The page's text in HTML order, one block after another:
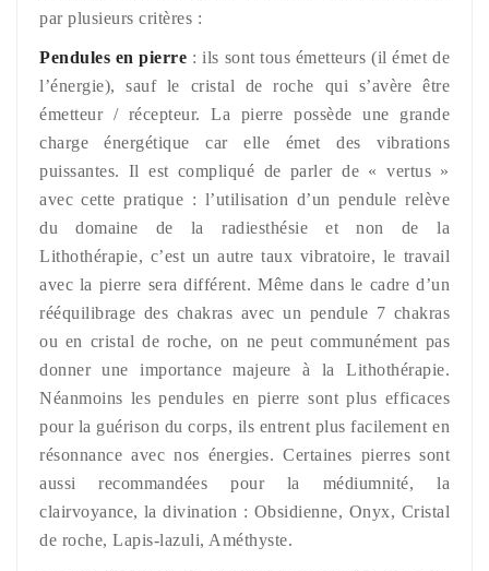
par plusieurs critères :
Pendules en pierre : ils sont tous émetteurs (il émet de
l’énergie), sauf le cristal de roche qui s’avère être
émetteur / récepteur. La pierre possède une grande
charge énergétique car elle émet des vibrations
puissantes. Il est compliqué de parler de « vertus »
avec cette pratique : l’utilisation d’un pendule relève
du domaine de la radiesthésie et non de la
Lithothérapie, c’est un autre taux vibratoire, le travail
avec la pierre sera différent. Même dans le cadre d’un
rééquilibrage des chakras avec un pendule 7 chakras
ou en cristal de roche, on ne peut communément pas
donner une importance majeure à la Lithothérapie.
Néanmoins les pendules en pierre sont plus efficaces
pour la guérison du corps, ils entrent plus facilement en
résonnance avec nos énergies. Certaines pierres sont
aussi recommandées pour la médiumnité, la
clairvoyance, la divination : Obsidienne, Onyx, Cristal
de roche, Lapis-lazuli, Améthyste.